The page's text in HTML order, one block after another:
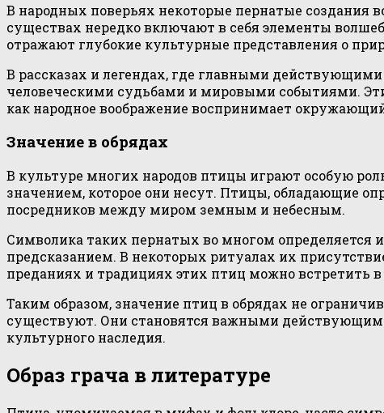
В народных поверьях некоторые пернатые создания
существах нередко включают в себя элементы
отражают глубокие культурные представления о
В рассказах и легендах, где главными
человеческими судьбами и мировыми событиями.
как народное воображение воспринимает
Значение в обрядах
В культуре многих народов птицы играют особую
значением, которое они несут. Птицы, обладающие
посредников между миром земным и небесным.
Символика таких пернатых во многом
предсказанием. В некоторых ритуалах их
преданиях и традициях этих птиц можно встретить
Таким образом, значение птиц в обрядах не
существуют. Они становятся важными
культурного наследия.
Образ грача в литературе